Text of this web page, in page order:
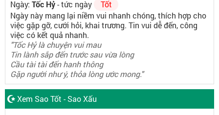
Ngày: Tốc Hỷ- tức ngày
Tốt
Ngày này mang lại niềm vui nhanh chóng, thích hợp cho
việc gặp gỡ, cưới hỏi, khai trương. Tin vui dễ đến, công
việc có kết quả nhanh.
"Tốc Hỷ là chuyện vui mau
Tin lành sắp đến trước sau vừa lòng
Cầu tài tài đến hanh thông
Gặp người như ý, thỏa lòng ước mong."
Xem Sao Tốt - Sao Xấu